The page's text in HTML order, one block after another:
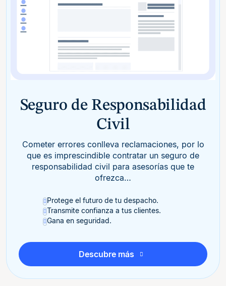
Seguro de Responsabilidad
Civil
Cometer errores conlleva reclamaciones, por lo
que es imprescindible contratar un seguro de
responsabilidad civil para asesorías que te
ofrezca…
Protege el futuro de tu despacho​.
Transmite confianza a tus clientes.
Gana en seguridad.
Descubre más